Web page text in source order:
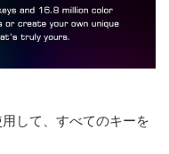
して、すべてのキーを